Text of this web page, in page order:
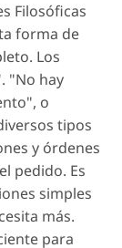
Filosóficas
forma de
Los
"No hay
o
tipos
y órdenes
pedido. Es
simples
más.
para